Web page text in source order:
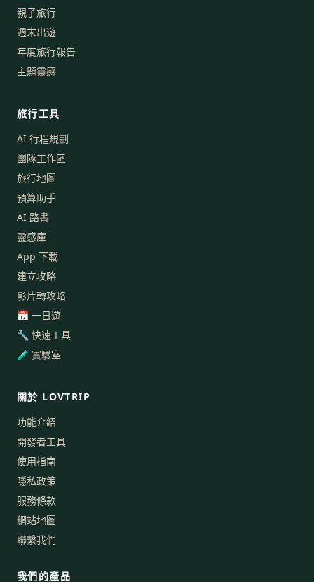
親子旅行
週末出遊
年度旅行報告
主題靈感
旅行工具
AI 行程規劃
團隊工作區
旅行地圖
預算助手
AI 路書
靈感庫
App 下載
建立攻略
影片轉攻略
📅 一日遊
🔧 快速工具
🧪 實驗室
關於 LOVTRIP
功能介紹
開發者工具
使用指南
隱私政策
服務條款
網站地圖
聯繫我們
我們的產品